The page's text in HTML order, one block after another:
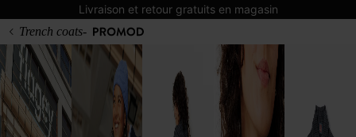
Livraison et retour gratuits en magasin
Trench coats-